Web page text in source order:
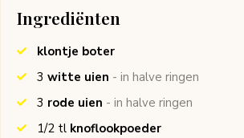
Ingrediënten
klontje boter
3 witte uien - in halve ringen
3 rode uien - in halve ringen
1/2 tl knoflookpoeder